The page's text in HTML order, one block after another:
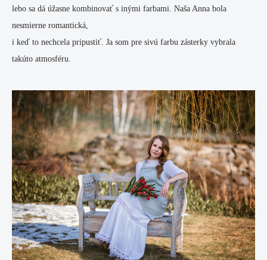
lebo sa dá úžasne kombinovať s inými farbami. Naša Anna bola
nesmierne romantická,
i keď to nechcela pripustiť. Ja som pre sivú farbu zásterky vybrala
takúto atmosféru.